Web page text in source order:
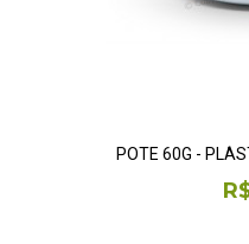
POTE 60G -